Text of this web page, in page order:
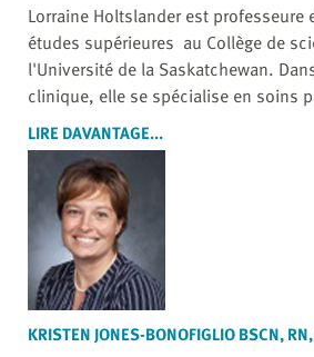
Lorraine Holtslander est professeure
études supérieures au Collège de
l'Université de la Saskatchewan.
clinique, elle se spécialise en soins
LIRE DAVANTAGE...
KRISTEN JONES-BONOFIGLIO BSCN,